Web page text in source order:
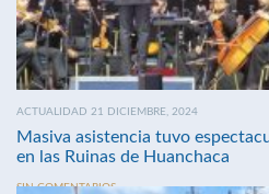
ACTUALIDAD 21 DICIEMBRE, 2024
Masiva asistencia tuvo
en las Ruinas de Huanchaca
SIN COMENTARIOS